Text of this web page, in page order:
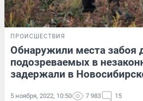
ПРОИСШЕСТВИЯ
Обнаружили места забоя
подозреваемых в
задержали в
5 ноября, 2022, 10:50 7 983 15